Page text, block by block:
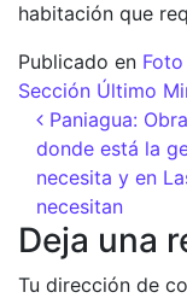
habitación que
Publicado en
Sección Último
Paniagua:
donde está la
necesita y en
necesitan
Deja una
Tu dirección de